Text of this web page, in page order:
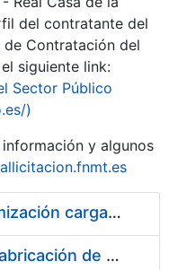
del contratante del
de Contratación del
siguiente link:
Sector Público
)
y algunos
Pliego condiciones optimización cargas compras firmado
Acuerdo marco para la fabricación de piezas